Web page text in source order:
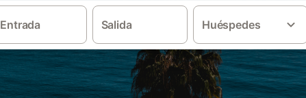
Entrada Salida Huéspedes